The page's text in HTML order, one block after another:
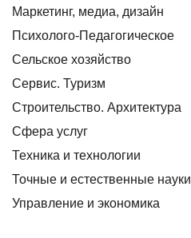
Маркетинг, медиа, дизайн
Психолого-Педагогическое
Сельское хозяйство
Сервис. Туризм
Строительство. Архитектура
Сфера услуг
Техника и технологии
Точные и естественные науки
Управление и экономика